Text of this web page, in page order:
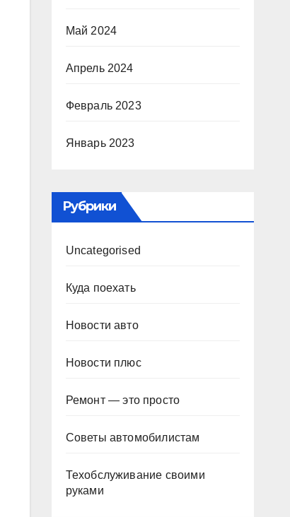
Май 2024
Апрель 2024
Февраль 2023
Январь 2023
Рубрики
Uncategorised
Куда поехать
Новости авто
Новости плюс
Ремонт — это просто
Советы автомобилистам
Техобслуживание своими
руками